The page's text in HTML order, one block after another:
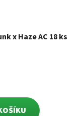
x Haze AC 18 ks